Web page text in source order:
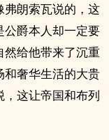
弗朗索瓦说的，这
公爵本人却一定要
然给他带来了沉重
和奢华生活的大贵
这让帝国和布列